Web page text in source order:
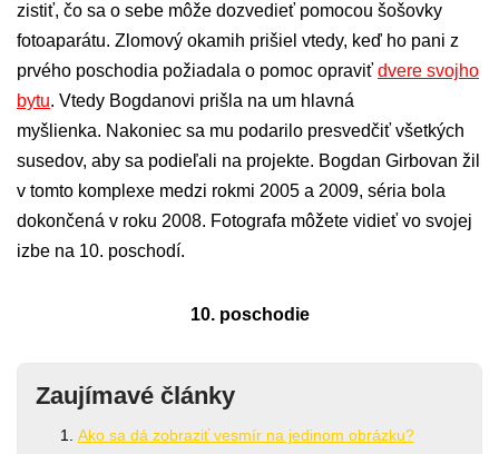
zistiť, čo sa o sebe môže dozvedieť pomocou šošovky
fotoaparátu. Zlomový okamih prišiel vtedy, keď ho pani z
prvého poschodia požiadala o pomoc opraviť dvere svojho
bytu. Vtedy Bogdanovi prišla na um hlavná
myšlienka. Nakoniec sa mu podarilo presvedčiť všetkých
susedov, aby sa podieľali na projekte. Bogdan Girbovan žil
v tomto komplexe medzi rokmi 2005 a 2009, séria bola
dokončená v roku 2008. Fotografa môžete vidieť vo svojej
izbe na 10. poschodí.
10. poschodie
Zaujímavé články
Ako sa dá zobraziť vesmír na jedinom obrázku?